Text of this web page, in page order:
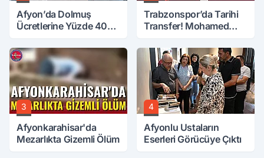
Afyon’da Dolmuş
Ücretlerine Yüzde 40
Trabzonspor’da Tarihi
Transfer! Mohamed
3
Afyonkarahisar'da
Mezarlıkta Gizemli Ölüm
4
Afyonlu Ustaların
Eserleri Görücüye Çıktı